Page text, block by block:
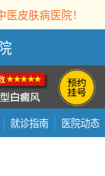
皮肤病医院！
就诊指南 医院动态